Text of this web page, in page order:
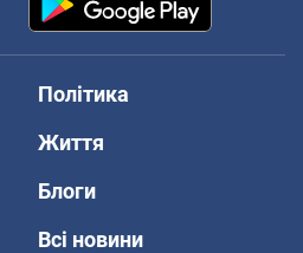
Політика
Життя
Блоги
Всі новини